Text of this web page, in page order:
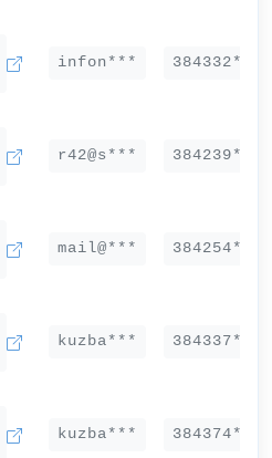
infon*** 384332***
r42@s*** 384239***
mail@*** 384254***
kuzba*** 384337***
kuzba*** 384374***